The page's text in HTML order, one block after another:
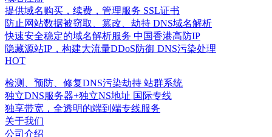
提供域名购买，续费，管理服务 SSL证书
防止网站数据被窃取、篡改、劫持 DNS域名解析
快速安全稳定的域名解析服务 中国香港高防IP
隐藏源站IP，构建大流量DDoS防御 DNS污染处理
HOT
检测、预防、修复DNS污染劫持 站群系统
独立DNS服务器+独立NS地址 国际专线
独享带宽，全透明的端到端专线服务
关于我们
公司介绍